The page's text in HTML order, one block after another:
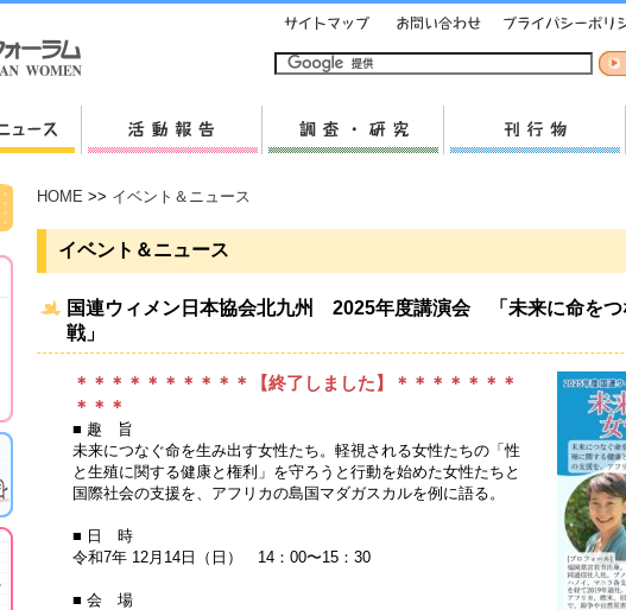
HOME >> イベント＆ニュース
イベント＆ニュース
国連ウィメン日本協会北九州 2025年度講演会 「未来に命をつ
戦」
＊＊＊＊＊＊＊＊＊＊【終了しました】＊＊＊＊＊＊＊
＊＊＊
■ 趣 旨
未来につなぐ命を生み出す女性たち。軽視される女性たちの「性
と生殖に関する健康と権利」を守ろうと行動を始めた女性たちと
国際社会の支援を、アフリカの島国マダガスカルを例に語る。
■ 日 時
令和7年 12月14日（日） 14：00〜15：30
■ 会 場